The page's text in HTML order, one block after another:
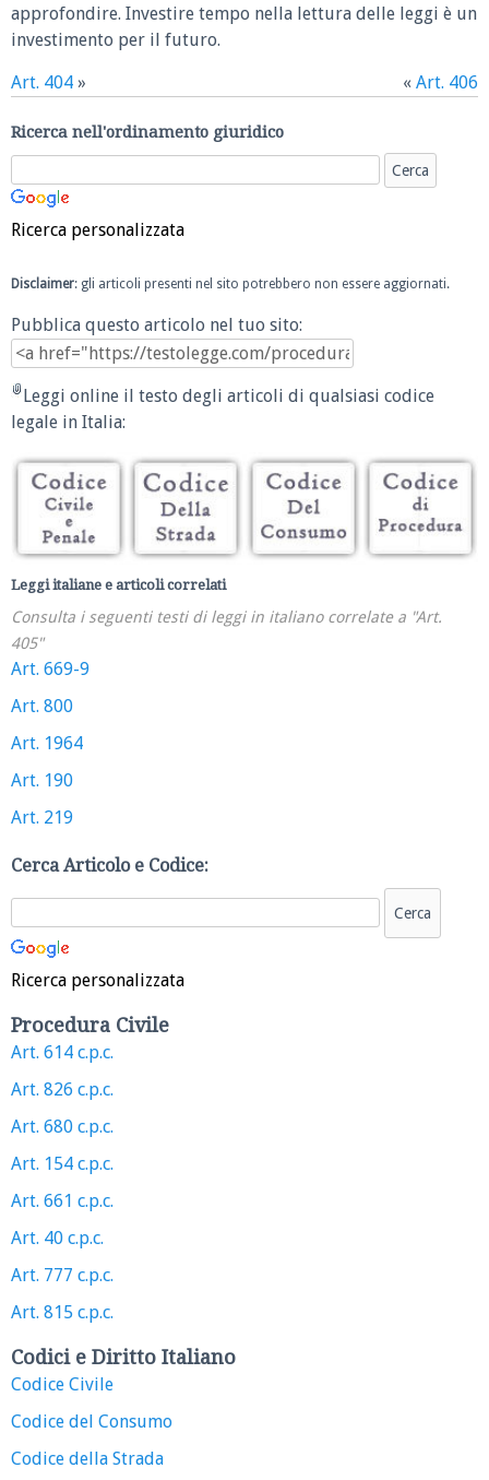
approfondire. Investire tempo nella lettura delle leggi è un
investimento per il futuro.
Art. 404 » « Art. 406
Ricerca nell'ordinamento giuridico
Ricerca personalizzata
Disclaimer: gli articoli presenti nel sito potrebbero non essere aggiornati.
Pubblica questo articolo nel tuo sito:
Leggi online il testo degli articoli di qualsiasi codice
legale in Italia:
Leggi italiane e articoli correlati
Consulta i seguenti testi di leggi in italiano correlate a "Art.
405"
Art. 669-9
Art. 800
Art. 1964
Art. 190
Art. 219
Cerca Articolo e Codice:
Ricerca personalizzata
Procedura Civile
Art. 614 c.p.c.
Art. 826 c.p.c.
Art. 680 c.p.c.
Art. 154 c.p.c.
Art. 661 c.p.c.
Art. 40 c.p.c.
Art. 777 c.p.c.
Art. 815 c.p.c.
Codici e Diritto Italiano
Codice Civile
Codice del Consumo
Codice della Strada